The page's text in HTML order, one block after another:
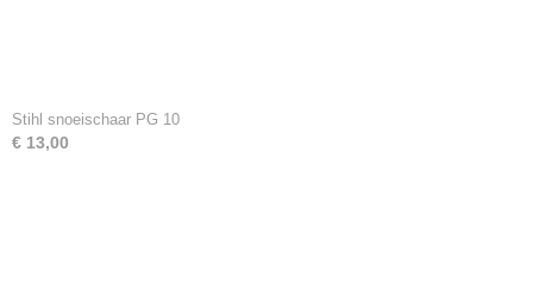
Stihl snoeischaar PG 10
€ 13,00